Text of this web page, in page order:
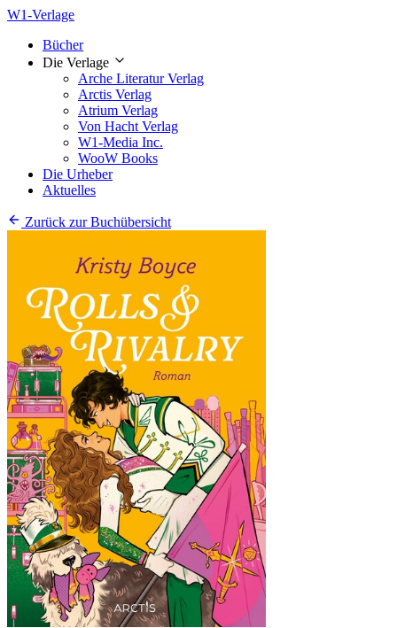
W1-Verlage
Bücher
Die Verlage
Arche Literatur Verlag
Arctis Verlag
Atrium Verlag
Von Hacht Verlag
W1-Media Inc.
WooW Books
Die Urheber
Aktuelles
Zurück zur Buchübersicht